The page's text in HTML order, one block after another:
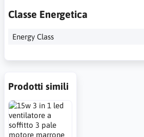
Classe Energetica
Energy Class
Prodotti simili